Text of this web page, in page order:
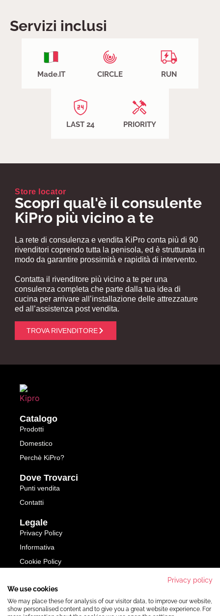
Servizi inclusi
Made.IT CIRCLE RUN
LAST 24 PRIORITY
Store locator
Scopri qual'è il consulente
KiPro più vicino a te
La rete di consulenza e vendita KiPro conta più di 90
rivenditori coprendo tutta la penisola, ed è strutturata in
modo da garantire prossimità e rapidità di intervento.
Contatta il rivenditore più vicino a te per una
consulenza completa che parte dalla tua idea di
cucina per arrivare all’installazione delle attrezzature
ed all’assistenza post vendita.
TROVA RIVENDITORE
Catalogo
Prodotti
Domestico
Perchè KiPro?
Dove Trovarci
Punti vendita
Contatti
Legale
Privacy Policy
Informativa
Cookie Policy
SFOGLIA IL CATALOGO
Privacy policy
We use cookies
We may place these for analysis of our visitor data, to improve our website,
show personalised content and to give you a great website experience. For